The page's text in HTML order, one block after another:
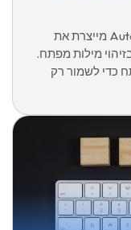
אפשרות "הודע למשתמש" של Auto Refresh מייצרת את
מילות מפתח.
כדי לשמור רק